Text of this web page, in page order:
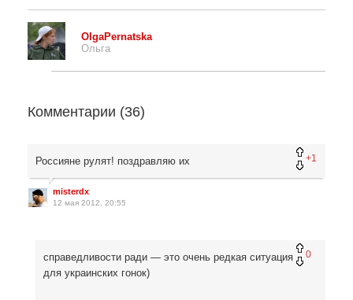
OlgaPernatska
Ольга
Комментарии (36)
+1
Россияне рулят! поздравляю их
misterdx
12 мая 2012, 20:55
0
справедливости ради — это очень редкая ситуация
для украинских гонок)